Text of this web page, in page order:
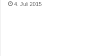
4. Juli 2015